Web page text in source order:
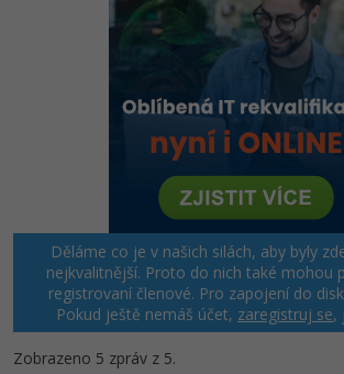
Děláme co je v našich silách, aby byly
nejkvalitnější. Proto do nich také mohou
registrovaní členové. Pro zapojení do
Pokud ještě nemáš účet, zaregistruj se,
Zobrazeno 5 zpráv z 5.